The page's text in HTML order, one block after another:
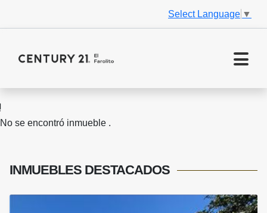
Select Language ▼
No se encontró inmueble .
INMUEBLES DESTACADOS